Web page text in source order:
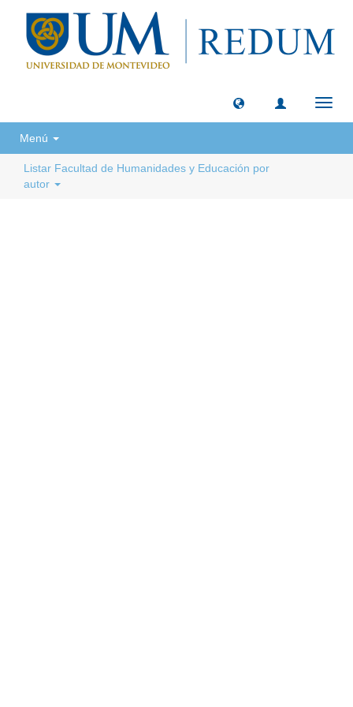
Menú
Listar Facultad de Humanidades y Educación por
autor